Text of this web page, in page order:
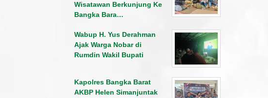
Wisatawan Berkunjung Ke
Bangka Bara…
Wabup H. Yus Derahman
Ajak Warga Nobar di
Rumdin Wakil Bupati
Kapolres Bangka Barat
AKBP Helen Simanjuntak